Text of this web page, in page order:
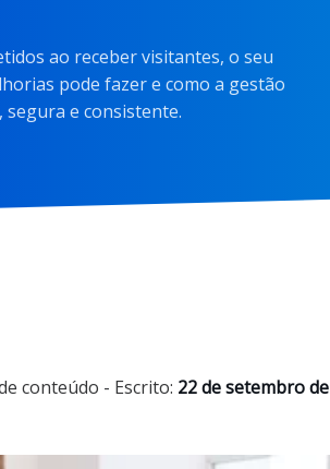
ao receber visitantes, o seu
pode fazer e como a gestão
e consistente.
conteúdo - Escrito: 22 de setembro